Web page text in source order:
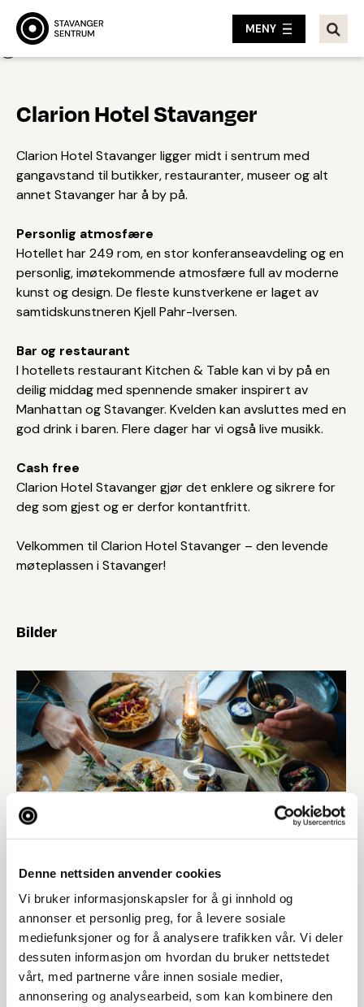
Denne nettsiden anvender cookies
Vi bruker informasjonskapsler for å gi innhold og
annonser et personlig preg, for å levere sosiale
mediefunksjoner og for å analysere trafikken vår. Vi deler
dessuten informasjon om hvordan du bruker nettstedet
vårt, med partnerne våre innen sosiale medier,
annonsering og analysearbeid, som kan kombinere den
MENY
Clarion Hotel Stavanger
Clarion Hotel Stavanger ligger midt i sentrum med
gangavstand til butikker, restauranter, museer og alt
annet Stavanger har å by på.
Personlig atmosfære
Hotellet har 249 rom, en stor konferanseavdeling og en
personlig, imøtekommende atmosfære full av moderne
kunst og design. De fleste kunstverkene er laget av
samtidskunstneren Kjell Pahr-Iversen.
Bar og restaurant
I hotellets restaurant Kitchen & Table kan vi by på en
deilig middag med spennende smaker inspirert av
Manhattan og Stavanger. Kvelden kan avsluttes med en
god drink i baren. Flere dager har vi også live musikk.
Cash free
Clarion Hotel Stavanger gjør det enklere og sikrere for
deg som gjest og er derfor kontantfritt.
Velkommen til Clarion Hotel Stavanger – den levende
møteplassen i Stavanger!
Bilder